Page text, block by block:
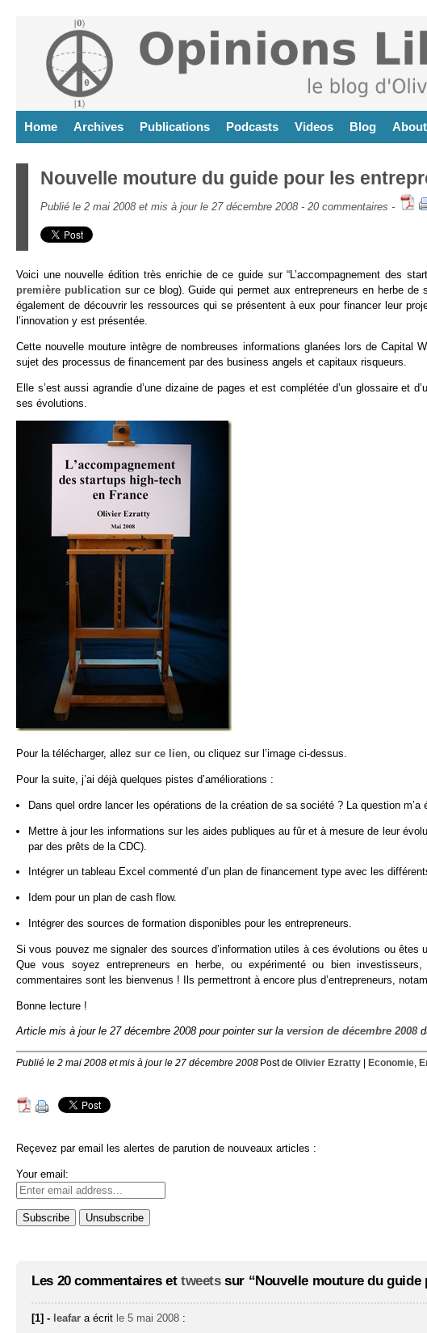
Home Archives Publications Podcasts Videos Blog About
Nouvelle mouture du guide pour les
Publié le 2 mai 2008 et mis à jour le 27 décembre 2008 - 20 commentaires -
Voici une nouvelle édition très enrichie de ce guide sur “L’accompagnement des
première publicationsur ce blog). Guide qui permet aux entrepreneurs en herbe de
également de découvrir les ressources qui se présentent à eux pour financer leur
l’innovation y est présentée.
Cette nouvelle mouture intègre de nombreuses informations glanées lors de Capital
sujet des processus de financement par des business angels et capitaux risqueurs.
Elle s’est aussi agrandie d’une dizaine de pages et est complétée d’un glossaire et
ses évolutions.
Pour la télécharger, allez sur ce lien, ou cliquez sur l’image ci-dessus.
Pour la suite, j’ai déjà quelques pistes d’améliorations :
Dans quel ordre lancer les opérations de la création de sa société ? La question m’a
Mettre à jour les informations sur les aides publiques au fûr et à mesure de leur
par des prêts de la CDC).
Intégrer un tableau Excel commenté d’un plan de financement type avec les
Idem pour un plan de cash flow.
Intégrer des sources de formation disponibles pour les entrepreneurs.
Si vous pouvez me signaler des sources d’information utiles à ces évolutions ou êtes
Que vous soyez entrepreneurs en herbe, ou expérimenté ou bien
commentaires sont les bienvenus ! Ils permettront à encore plus d’entrepreneurs,
Bonne lecture !
Article mis à jour le 27 décembre 2008 pour pointer sur la version de décembre 2008
Publié le 2 mai 2008 et mis à jour le 27 décembre 2008 Post de Olivier Ezratty| Economie,
Reçevez par email les alertes de parution de nouveaux articles :
Your email:
Les 20 commentaires et tweetssur “Nouvelle mouture du guide
[1] - leafar a écrit le 5 mai 2008 :